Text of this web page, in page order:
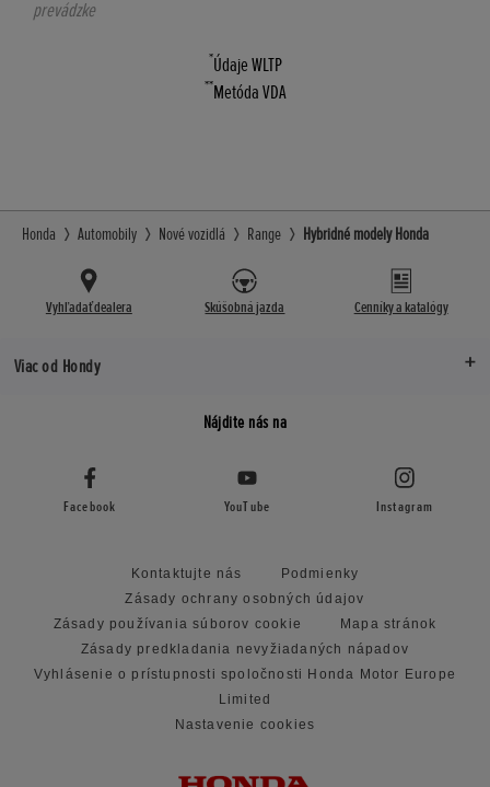
prevádzke
*Údaje WLTP
**Metóda VDA
Honda Automobily Nové vozidlá Range Hybridné modely Honda
Vyhľadať dealera Skúšobná jazda Cenníky a katalógy
Viac od Hondy
Nájdite nás na
Facebook YouTube Instagram
Kontaktujte nás
Podmienky
Zásady ochrany osobných údajov
Zásady používania súborov cookie
Mapa stránok
Zásady predkladania nevyžiadaných nápadov
Vyhlásenie o prístupnosti spoločnosti Honda Motor Europe
Limited
Nastavenie cookies